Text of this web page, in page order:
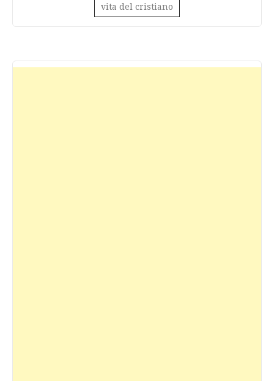
vita del cristiano